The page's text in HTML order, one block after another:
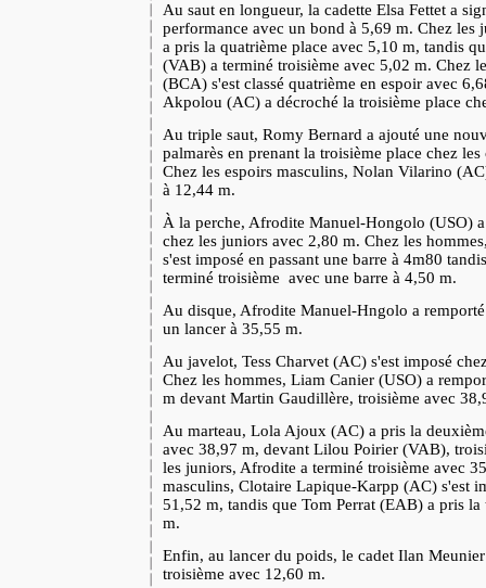
Au saut en longueur, la cadette Elsa Fettet a
performance avec un bond à 5,69 m. Chez
a pris la quatrième place avec 5,10 m, tandis
(VAB) a terminé troisième avec 5,02 m. Chez
(BCA) s'est classé quatrième en espoir avec
Akpolou (AC) a décroché la troisième place
Au triple saut, Romy Bernard a ajouté une
palmarès en prenant la troisième place chez
Chez les espoirs masculins, Nolan Vilarino
à 12,44 m.
À la perche, Afrodite Manuel-Hongolo (USO)
chez les juniors avec 2,80 m. Chez les
s'est imposé en passant une barre à 4m80
terminé troisième avec une barre à 4,50 m.
Au disque, Afrodite Manuel-Hngolo a
un lancer à 35,55 m.
Au javelot, Tess Charvet (AC) s'est imposé
Chez les hommes, Liam Canier (USO) a
m devant Martin Gaudillère, troisième avec
Au marteau, Lola Ajoux (AC) a pris la
avec 38,97 m, devant Lilou Poirier (VAB),
les juniors, Afrodite a terminé troisième avec
masculins, Clotaire Lapique-Karpp (AC) s'est
51,52 m, tandis que Tom Perrat (EAB) a pris
m.
Enfin, au lancer du poids, le cadet Ilan
troisième avec 12,60 m.